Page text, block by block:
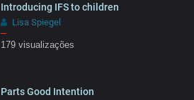
Introducing IFS to children
Lisa Spiegel
–
179 visualizações
Parts Good Intention